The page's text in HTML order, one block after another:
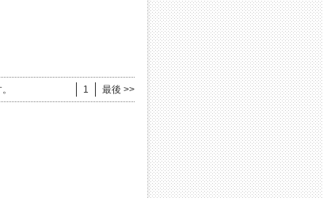
1 最後 >>